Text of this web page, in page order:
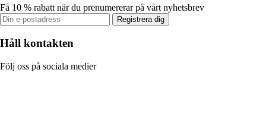
Få 10 % rabatt när du prenumererar på vårt nyhetsbrev
Registrera dig
Håll kontakten
Följ oss på sociala medier